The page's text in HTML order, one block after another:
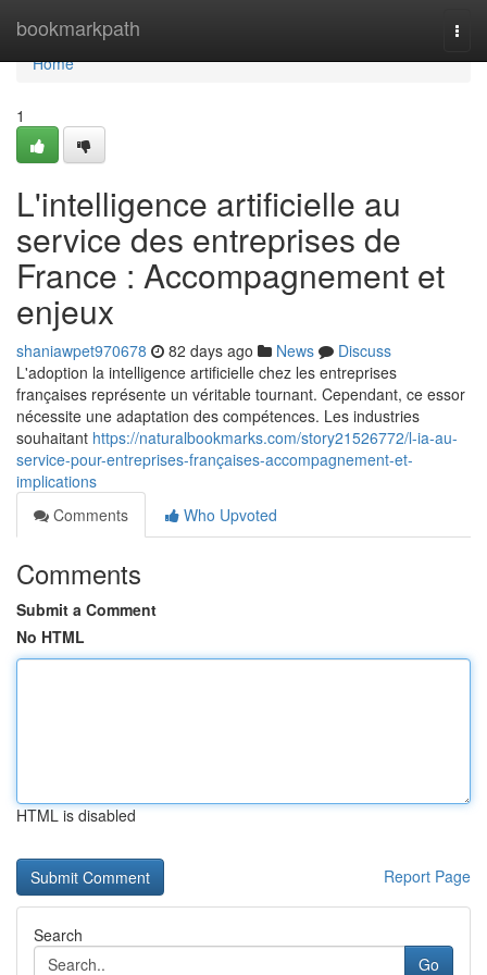
bookmarkpath
Home
Home
1
L'intelligence artificielle au
service des entreprises de
France : Accompagnement et
enjeux
shaniawpet970678 82 days ago News
Discuss
L'adoption la intelligence artificielle chez les entreprises
françaises représente un véritable tournant. Cependant, ce essor
nécessite une adaptation des compétences. Les industries
souhaitant https://naturalbookmarks.com/story21526772/l-ia-au-
service-pour-entreprises-françaises-accompagnement-et-
implications
Comments
Who Upvoted
Comments
Submit a Comment
No HTML
HTML is disabled
Report Page
Search
Go